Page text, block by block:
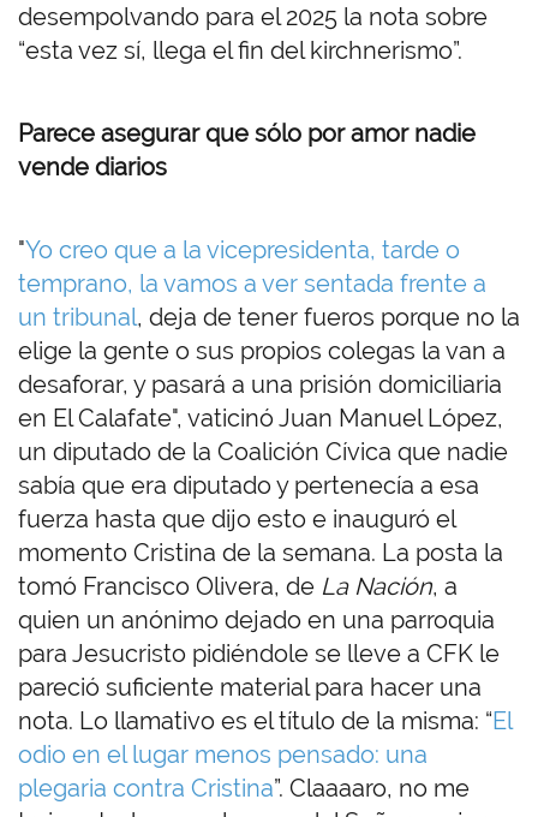
desempolvando para el 2025 la nota sobre
“esta vez sí, llega el fin del kirchnerismo”.
Parece asegurar que sólo por amor nadie
vende diarios
"Yo creo que a la vicepresidenta, tarde o
temprano, la vamos a ver sentada frente a
un tribunal, deja de tener fueros porque no la
elige la gente o sus propios colegas la van a
desaforar, y pasará a una prisión domiciliaria
en El Calafate", vaticinó Juan Manuel López,
un diputado de la Coalición Cívica que nadie
sabía que era diputado y pertenecía a esa
fuerza hasta que dijo esto e inauguró el
momento Cristina de la semana. La posta la
tomó Francisco Olivera, de La Nación, a
quien un anónimo dejado en una parroquia
para Jesucristo pidiéndole se lleve a CFK le
pareció suficiente material para hacer una
nota. Lo llamativo es el título de la misma: “El
odio en el lugar menos pensado: una
plegaria contra Cristina”. Claaaaro, no me